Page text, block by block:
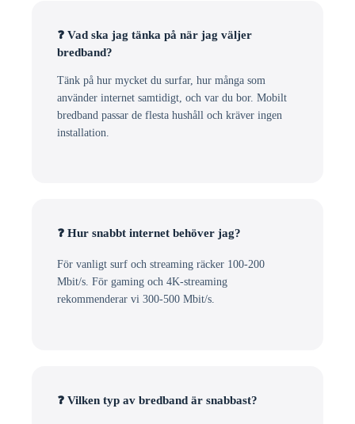
❓ Vad ska jag tänka på när jag väljer
bredband?
Tänk på hur mycket du surfar, hur många som
använder internet samtidigt, och var du bor. Mobilt
bredband passar de flesta hushåll och kräver ingen
installation.
❓ Hur snabbt internet behöver jag?
För vanligt surf och streaming räcker 100-200
Mbit/s. För gaming och 4K-streaming
rekommenderar vi 300-500 Mbit/s.
❓ Vilken typ av bredband är snabbast?